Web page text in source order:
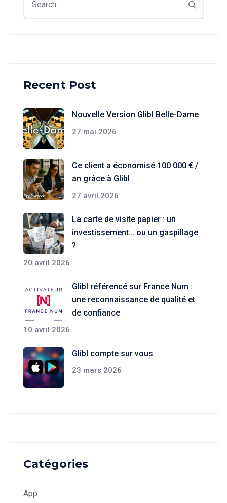
Recent Post
Nouvelle Version Glibl Belle-Dame
27 mai 2026
Ce client a économisé 100 000 € /
an grâce à Glibl
27 avril 2026
La carte de visite papier : un
investissement… ou un gaspillage
?
20 avril 2026
Glibl référencé sur France Num :
une reconnaissance de qualité et
de confiance
10 avril 2026
Glibl compte sur vous
23 mars 2026
Catégories
App